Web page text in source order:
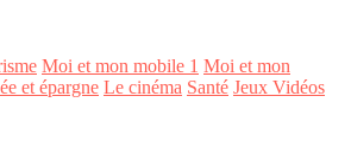
Moi et mon mobile 1 Moi et mon
et épargne Le cinéma Santé Jeux Vidéos